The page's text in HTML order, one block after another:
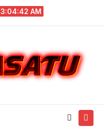
3:04:43 AM